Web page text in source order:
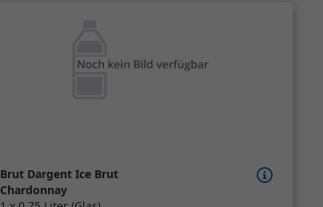
Brut Dargent Ice Brut
Chardonnay